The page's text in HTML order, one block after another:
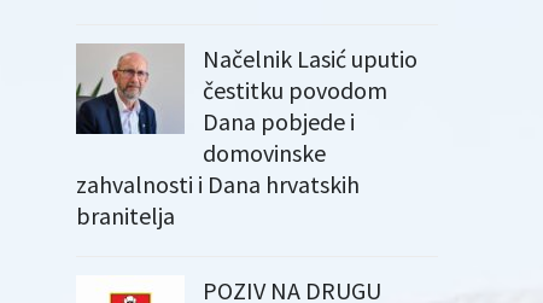
Načelnik Lasić uputio
čestitku povodom
Dana pobjede i
domovinske
zahvalnosti i Dana hrvatskih
branitelja
POZIV NA DRUGU